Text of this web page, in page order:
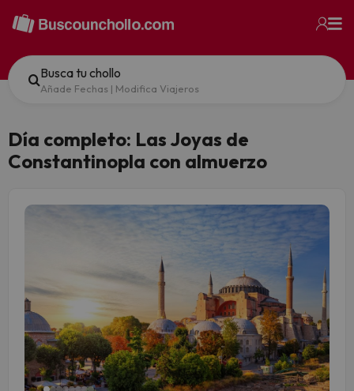
Busca tu chollo
Añade Fechas | Modifica Viajeros
Día completo: Las Joyas de
Constantinopla con almuerzo